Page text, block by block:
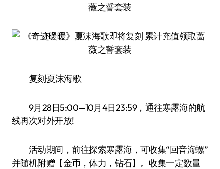
复刻·夏沫海歌
9月28日5:00—10月4日23:59，通往寒露海的航
线再次对外开放!
活动期间，前往探索寒露海，可收集“回音海螺”
并随机附赠【金币，体力，钻石】。收集一定数量